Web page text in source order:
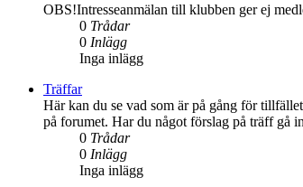
OBS!Intresseanmälan till klubben ger ej
0 Trådar
0 Inlägg
Inga inlägg
Träffar
Här kan du se vad som är på gång för
på forumet. Har du något förslag på träff gå
0 Trådar
0 Inlägg
Inga inlägg